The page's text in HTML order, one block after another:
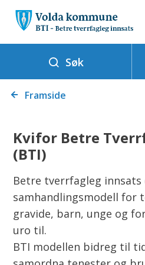
Søk
Du Framside
Kvifor Betre
(BTI)
Betre tverrfagleg innsats
samhandlingsmodell for
gravide, barn, unge og
uro til.
BTI modellen bidreg til